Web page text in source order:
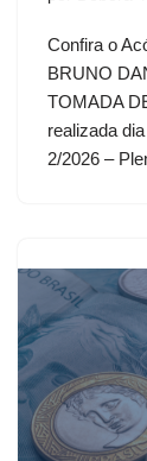
Confira o
BRUNO
TOMADA
realizada
2/2026 –